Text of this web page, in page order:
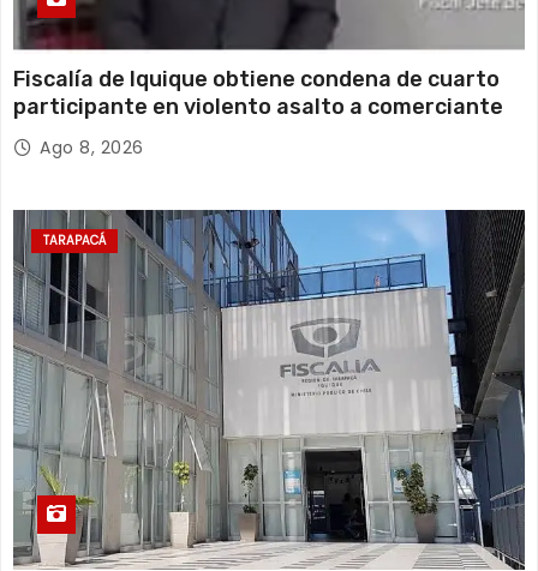
Fiscalía de Iquique obtiene condena de cuarto
participante en violento asalto a comerciante
Ago 8, 2026
TARAPACÁ